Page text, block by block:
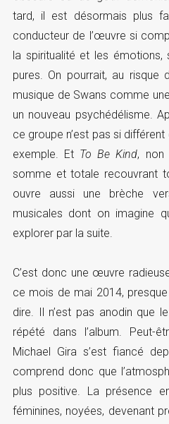
tard, il est désormais plus
conducteur de l’œuvre si
la spiritualité et les
pures. On pourrait, au risque
musique de Swans comme
un nouveau psychédélisme.
ce groupe n’est pas si
exemple. Et To Be Kind, non
somme et totale recouvrant
ouvre aussi une brèche
musicales dont on imagine
explorer par la suite.
C’est donc une œuvre
ce mois de mai 2014, presque
dire. Il n’est pas anodin que
répété dans l’album.
Michael Gira s’est fiancé
comprend donc que
plus positive. La présence
féminines, noyées, devenant